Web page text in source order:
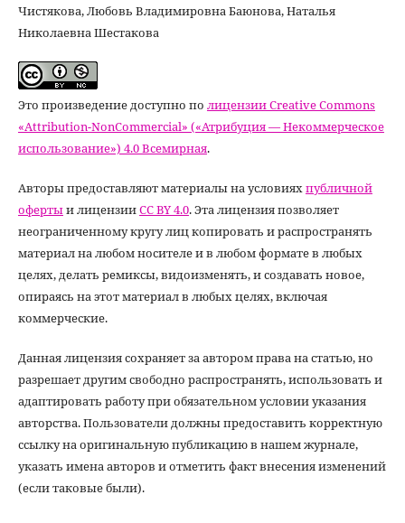
Чистякова, Любовь Владимировна Баюнова, Наталья
Николаевна Шестакова
Это произведение доступно по лицензии Creative Commons
«Attribution-NonCommercial» («Атрибуция — Некоммерческое
использование») 4.0 Всемирная.
Авторы предоставляют материалы на условияхпубличной
офертыи лицензииCC BY 4.0. Эта лицензия позволяет
неограниченному кругу лиц копировать и распространять
материал на любом носителе и в любом формате в любых
целях, делать ремиксы, видоизменять, и создавать новое,
опираясь на этот материал в любых целях, включая
коммерческие.
Данная лицензия сохраняет за автором права на статью, но
разрешает другим свободно распространять, использовать и
адаптировать работу при обязательном условии указания
авторства. Пользователи должны предоставить корректную
ссылку на оригинальную публикацию в нашем журнале,
указать имена авторов и отметить факт внесения изменений
(если таковые были).